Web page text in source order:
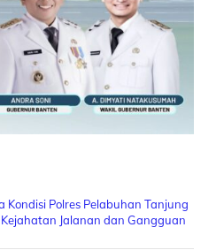
Kondisi Polres Pelabuhan Tanjung
Jalanan dan Gangguan